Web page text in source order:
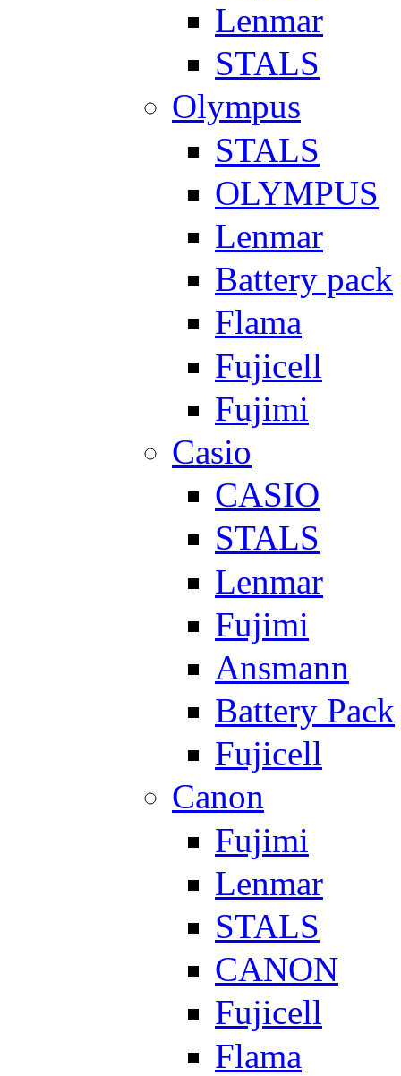
Lenmar
STALS
Olympus
STALS
OLYMPUS
Lenmar
Battery pack
Flama
Fujicell
Fujimi
Casio
CASIO
STALS
Lenmar
Fujimi
Ansmann
Battery Pack
Fujicell
Canon
Fujimi
Lenmar
STALS
CANON
Fujicell
Flama